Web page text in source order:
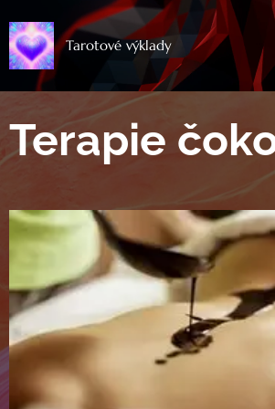
Tarotové výklady
Terapie